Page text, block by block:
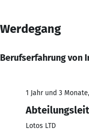
Werdegang
Berufserfahrung von
1 Jahr und 3
Lotos LTD